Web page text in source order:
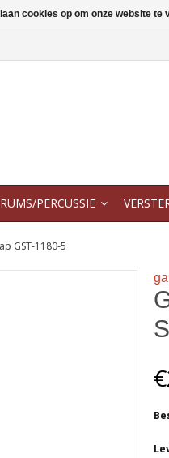
PERCUSSIE
GST-1180-5
cookies op om onze website te